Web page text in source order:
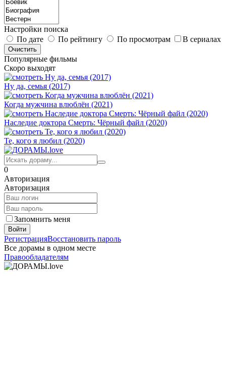
Настройки поиска
По дате
По рейтингу По просмотрам В сериалах
Популярные фильмы
Скоро выходят
Ну да, семья (2017)
Когда мужчина влюблён (2021)
Наследие доктора Смерть: Чёрный файл (2020)
Те, кого я любил (2020)
0
Авторизация
Авторизация
Запомнить меня
Войти
РегистрацияВосстановить пароль
Все дорамы в одном месте
Правообладателям